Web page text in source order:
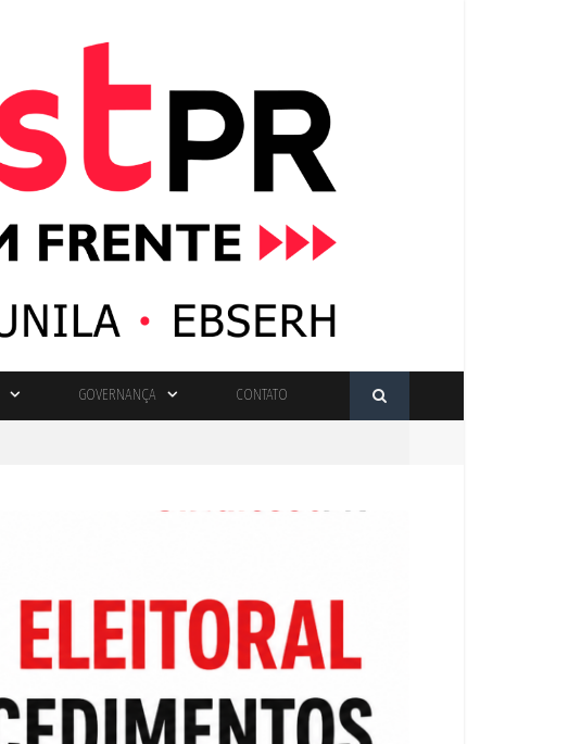
GOVERNANÇA CONTATO